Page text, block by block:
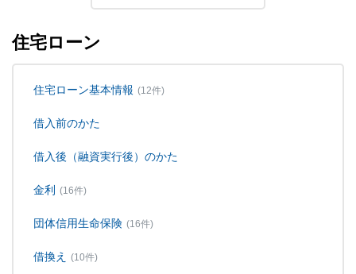
住宅ローン
住宅ローン基本情報 (12件)
借入前のかた
借入後（融資実行後）のかた
金利 (16件)
団体信用生命保険 (16件)
借換え (10件)